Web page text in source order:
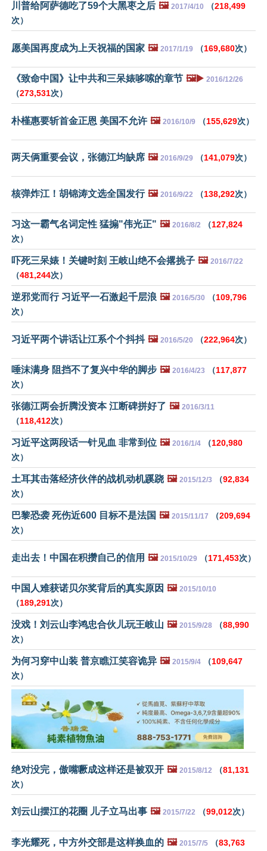
川普给阿萨德吃了59个大黑枣之后 🖼️ 2017/4/10 （218,499
次）
愿美国再度成为上天祝福的国家 🖼️ 2017/1/19 （169,680次）
《致命中国》让中共和三呆婊哆嗦的章节 🖼️▶️ 2016/12/26
（273,531次）
朴槿惠要斩首金正恩 美国不允许 🖼️ 2016/10/9 （155,629次）
两天俩重要会议，张德江均缺席 🖼️ 2016/9/29 （141,079次）
核弹炸江！胡锦涛文选全国发行 🖼️ 2016/9/22 （138,292次）
习这一霸气名词定性 猛搧"伟光正" 🖼️ 2016/8/2 （127,824
次）
吓死三呆婊！关键时刻 王岐山绝不会撂挑子 🖼️ 2016/7/22
（481,244次）
逆邪党而行 习近平一石激起千层浪 🖼️ 2016/5/30 （109,796
次）
习近平两个讲话让江系个个抖抖 🖼️ 2016/5/20 （222,964次）
唾沫满身 阻挡不了复兴中华的脚步 🖼️ 2016/4/23 （117,877
次）
张德江两会折腾没资本 江断碑拼好了 🖼️ 2016/3/11
（118,412次）
习近平这两段话一针见血 非常到位 🖼️ 2016/1/4 （120,980
次）
土耳其击落经济伙伴的战机动机蹊跷 🖼️ 2015/12/3 （92,834
次）
巴黎恐袭 死伤近600 目标不是法国 🖼️ 2015/11/17 （209,694
次）
走出去！中国在积攒自己的信用 🖼️ 2015/10/29 （171,453次）
中国人难获诺贝尔奖背后的真实原因 🖼️ 2015/10/10
（189,291次）
没戏！刘云山李鸿忠合伙儿玩王岐山 🖼️ 2015/9/28 （88,990
次）
为何习穿中山装 普京瞧江笑容诡异 🖼️ 2015/9/4 （109,647
次）
绝对没完，傲嘴噘成这样还是被双开 🖼️ 2015/8/12 （81,131
次）
刘云山摆江的花圈 儿子立马出事 🖼️ 2015/7/22 （99,012次）
李光耀死，中方外交部是这样换血的 🖼️ 2015/7/5 （83,763